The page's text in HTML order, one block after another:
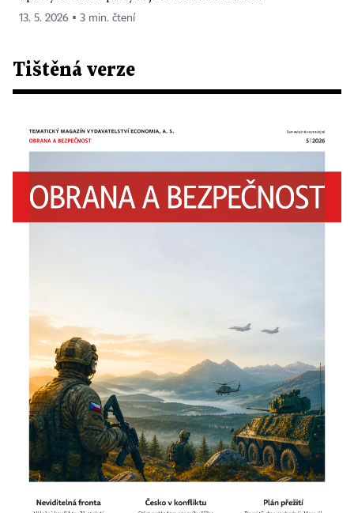
13. 5. 2026 ▪ 3 min. čtení
Tištěná verze